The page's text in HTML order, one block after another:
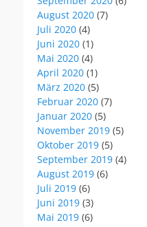
August 2020 (7)
Juli 2020 (4)
Juni 2020 (1)
Mai 2020 (4)
April 2020 (1)
März 2020 (5)
Februar 2020 (7)
Januar 2020 (5)
November 2019 (5)
Oktober 2019 (5)
September 2019 (4)
August 2019 (6)
Juli 2019 (6)
Juni 2019 (3)
Mai 2019 (6)